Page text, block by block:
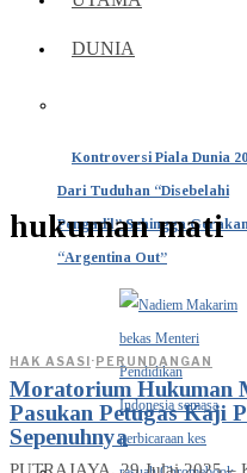
DUNIA
Kontroversi Piala Dunia
Dari Tuduhan “Disebelahi
Pengadil” Sehingga
“Argentina Out”
hukuman mati
HAK ASASI · PERUNDANGAN
Moratorium Hukuman
Pasukan Petugas Kaji
Sepenuhnya